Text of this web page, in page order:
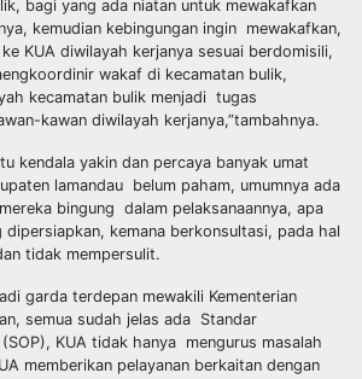
bagi yang ada niatan untuk mewakafkan
kemudian kebingungan ingin mewakafkan,
KUA diwilayah kerjanya sesuai berdomisili,
wakaf di kecamatan bulik,
kecamatan bulik menjadi tugas
kawan diwilayah kerjanya,”tambahnya.
kendala yakin dan percaya banyak umat
lamandau belum paham, umumnya ada
bingung dalam pelaksanaannya, apa
dipersiapkan, kemana berkonsultasi, pada hal
tidak mempersulit.
garda terdepan mewakili Kementerian
semua sudah jelas ada Standar
KUA tidak hanya mengurus masalah
memberikan pelayanan berkaitan dengan